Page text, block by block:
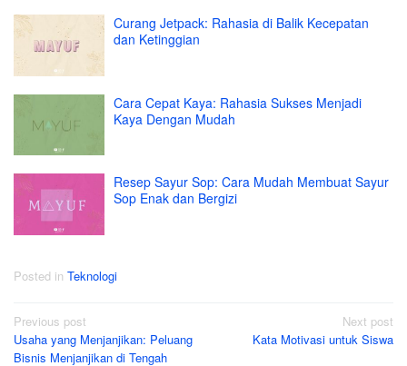
Curang Jetpack: Rahasia di Balik Kecepatan
dan Ketinggian
Cara Cepat Kaya: Rahasia Sukses Menjadi
Kaya Dengan Mudah
Resep Sayur Sop: Cara Mudah Membuat Sayur
Sop Enak dan Bergizi
Posted in Teknologi
Post
navigation
Previous post
Usaha yang Menjanjikan: Peluang
Bisnis Menjanjikan di Tengah
Next post
Kata Motivasi untuk Siswa